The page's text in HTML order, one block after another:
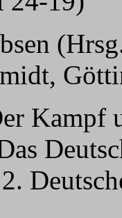
Kampf